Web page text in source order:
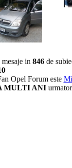
mesaje in 846de
Opel Forum este
MULTI ANI